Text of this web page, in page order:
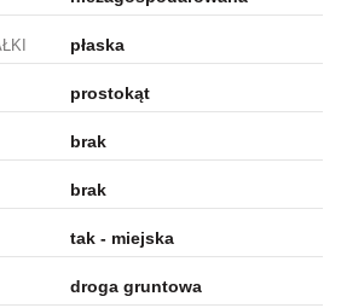
płaska
prostokąt
brak
brak
tak - miejska
droga gruntowa